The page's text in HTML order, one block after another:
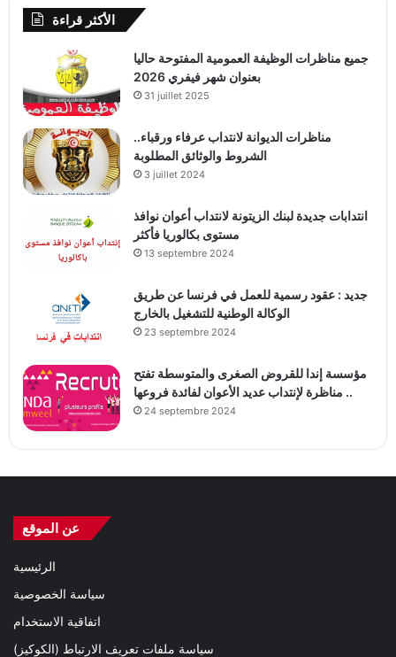
الأكثر قراءة
جميع مناظرات الوظيفة العمومية المفتوحة حاليا
بعنوان شهر فيفري 2026
31 juillet 2025
مناظرات الديوانة لانتداب عرفاء ورقباء..
الشروط والوثائق المطلوبة
3 juillet 2024
انتدابات جديدة لبنك الزيتونة لانتداب أعوان نوافذ
مستوى بكالوريا فأكثر
13 septembre 2024
جديد : عقود رسمية للعمل في فرنسا عن طريق
الوكالة الوطنية للتشغيل بالخارج
23 septembre 2024
مؤسسة إندا للقروض الصغرى والمتوسطة تفتح
مناظرة لإنتداب عديد الأعوان لفائدة فروعها ..
24 septembre 2024
عن الموقع
الرئيسية
سياسة الخصوصية
اتفاقية الاستخدام
سياسة ملفات تعريف الارتباط (الكوكيز)